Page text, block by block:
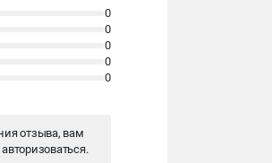
0
0
0
0
0
отзыва, вам
авторизоваться.